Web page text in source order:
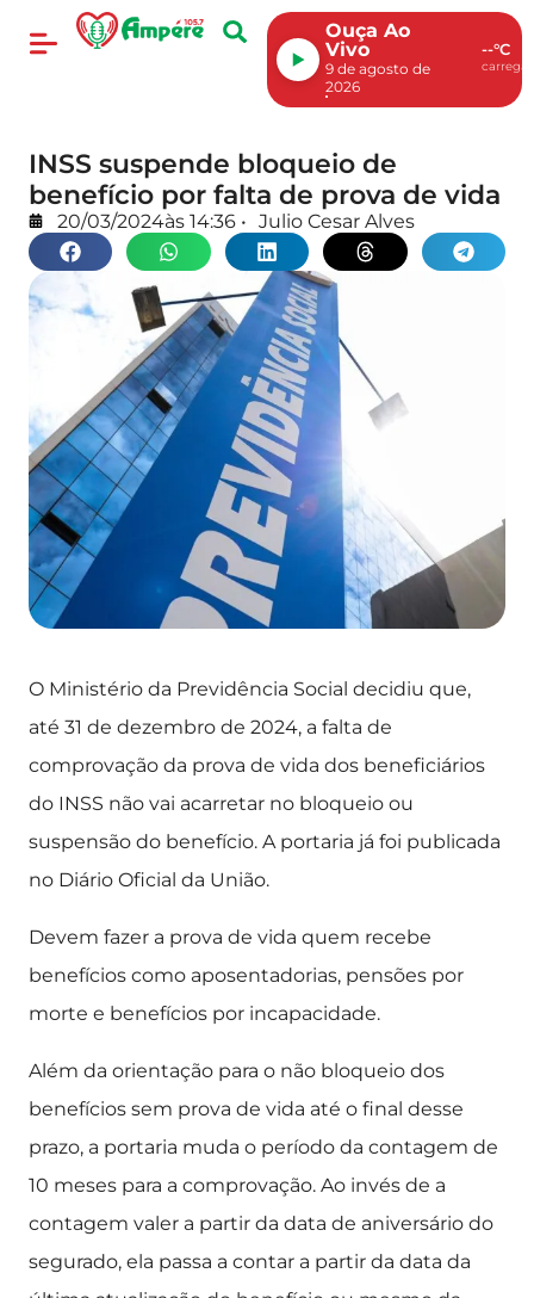
Ouça Ao
Vivo
9 de agosto de
2026
--°C
INSS suspende bloqueio de
benefício por falta de prova de vida
20/03/2024às 14:36 • Julio Cesar Alves
O Ministério da Previdência Social decidiu que,
até 31 de dezembro de 2024, a falta de
comprovação da prova de vida dos beneficiários
do INSS não vai acarretar no bloqueio ou
suspensão do benefício. A portaria já foi publicada
no Diário Oficial da União.
Devem fazer a prova de vida quem recebe
benefícios como aposentadorias, pensões por
morte e benefícios por incapacidade.
Além da orientação para o não bloqueio dos
benefícios sem prova de vida até o final desse
prazo, a portaria muda o período da contagem de
10 meses para a comprovação. Ao invés de a
contagem valer a partir da data de aniversário do
segurado, ela passa a contar a partir da data da